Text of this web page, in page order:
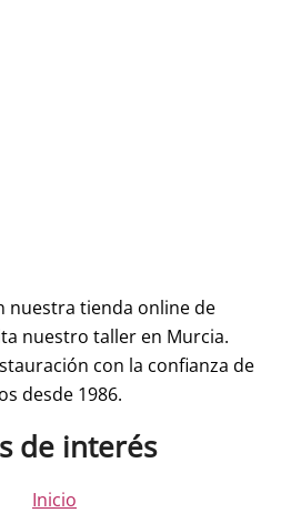
nuestra tienda online de
nuestro taller en Murcia.
con la confianza de
desde 1986.
de interés
Inicio